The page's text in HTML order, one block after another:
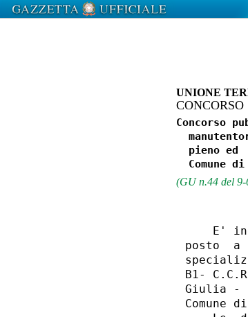
UNIONE
CONCORSO
Concorso
pieno ed
(GU n.44 del
E'
posto  a
B1-
Giulia -
Comune